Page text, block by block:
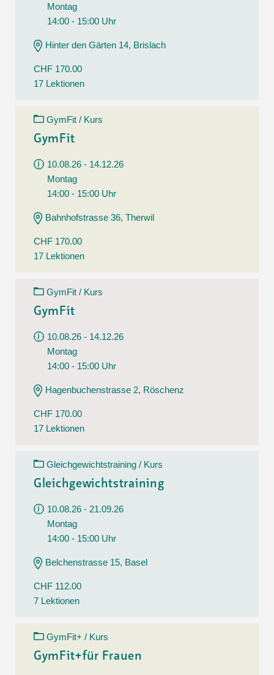
Montag
14:00 - 15:00 Uhr
Hinter den Gärten 14, Brislach
CHF 170.00
17 Lektionen
GymFit / Kurs
GymFit
10.08.26 - 14.12.26
Montag
14:00 - 15:00 Uhr
Bahnhofstrasse 36, Therwil
CHF 170.00
17 Lektionen
GymFit / Kurs
GymFit
10.08.26 - 14.12.26
Montag
14:00 - 15:00 Uhr
Hagenbuchenstrasse 2, Röschenz
CHF 170.00
17 Lektionen
Gleichgewichtstraining / Kurs
Gleichgewichtstraining
10.08.26 - 21.09.26
Montag
14:00 - 15:00 Uhr
Belchenstrasse 15, Basel
CHF 112.00
7 Lektionen
GymFit+ / Kurs
GymFit+für Frauen